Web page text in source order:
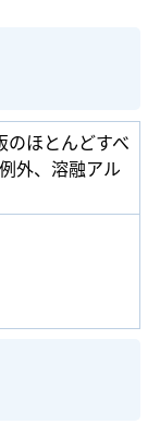
のほとんどすべ
外、溶融アル